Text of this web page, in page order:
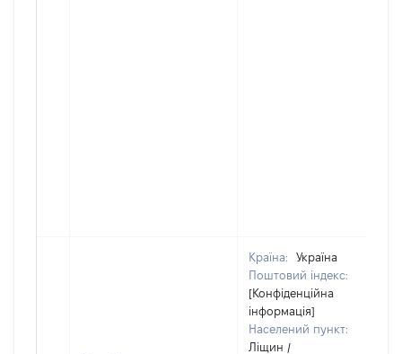
Країна:
Україна
Поштовий індекс:
[Конфіденційна
інформація]
Населений пункт:
Ліщин /